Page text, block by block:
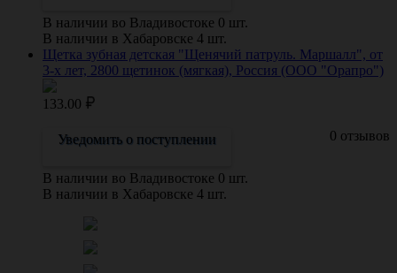
В наличии во Владивостоке 0 шт.
В наличии в Хабаровске 4 шт.
Щетка зубная детская "Щенячий патруль. Маршалл", от
3-х лет, 2800 щетинок (мягкая), Россия (ООО "Орапро")
133.00
0 отзывов
Уведомить о поступлении
В наличии во Владивостоке 0 шт.
В наличии в Хабаровске 4 шт.